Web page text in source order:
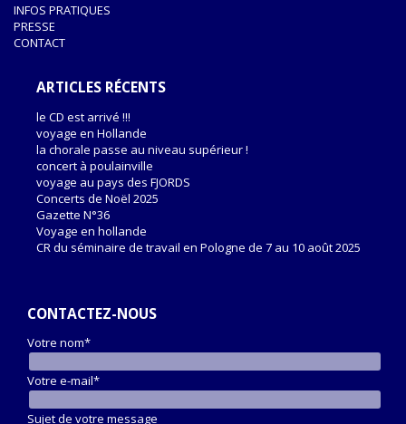
INFOS PRATIQUES
PRESSE
CONTACT
ARTICLES RÉCENTS
le CD est arrivé !!!
voyage en Hollande
la chorale passe au niveau supérieur !
concert à poulainville
voyage au pays des FJORDS
Concerts de Noël 2025
Gazette N°36
Voyage en hollande
CR du séminaire de travail en Pologne de 7 au 10 août 2025
CONTACTEZ-NOUS
Votre nom*
Votre e-mail*
Sujet de votre message